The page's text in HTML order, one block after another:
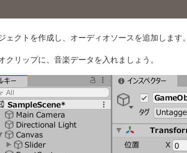
ェクトを作成し、オーディオソースを追加します。
クリップに、音楽データを入れましょう。